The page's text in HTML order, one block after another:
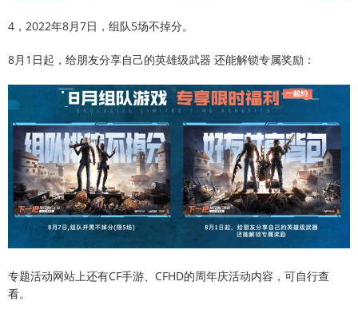
4，2022年8月7日，组队5场不掉分。
8月1日起，给朋友分享自己的英雄级武器 还能解锁专属奖励：
专题活动网站上还有CF手游、CFHD的周年庆活动内容，可自行查
看。